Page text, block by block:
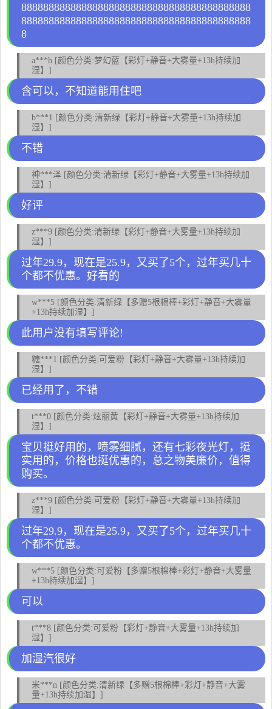
888888888888888888888888888888888888888888
888888888888888888888888888888888888888888
8
a***h [颜色分类:梦幻蓝【彩灯+静音+大雾量+13h持续加
湿】]
含可以，不知道能用住吧
b***1 [颜色分类:清新绿【彩灯+静音+大雾量+13h持续加
湿】]
不错
神***泽 [颜色分类:清新绿【彩灯+静音+大雾量+13h持续加
湿】]
好评
z***9 [颜色分类:清新绿【彩灯+静音+大雾量+13h持续加
湿】]
过年29.9，现在是25.9，又买了5个，过年买几十
个都不优惠。好看的
w***5 [颜色分类:清新绿【多赠5根棉棒+彩灯+静音+大雾量
+13h持续加湿】]
此用户没有填写评论!
糖***1 [颜色分类:可爱粉【彩灯+静音+大雾量+13h持续加
湿】]
已经用了，不错
t***0 [颜色分类:炫丽黄【彩灯+静音+大雾量+13h持续加
湿】]
宝贝挺好用的，喷雾细腻，还有七彩夜光灯，挺
实用的，价格也挺优惠的，总之物美廉价，值得
购买。
z***9 [颜色分类:可爱粉【彩灯+静音+大雾量+13h持续加
湿】]
过年29.9，现在是25.9，又买了5个，过年买几十
个都不优惠。
w***5 [颜色分类:可爱粉【多赠5根棉棒+彩灯+静音+大雾量
+13h持续加湿】]
可以
t***8 [颜色分类:可爱粉【彩灯+静音+大雾量+13h持续加
湿】]
加湿汽很好
米***n [颜色分类:清新绿【多赠5根棉棒+彩灯+静音+大雾
量+13h持续加湿】]